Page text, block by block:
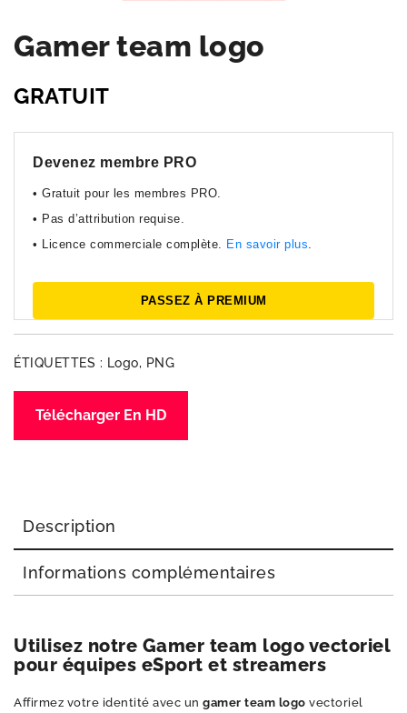
Gamer team logo
GRATUIT
Devenez membre PRO
• Gratuit pour les membres PRO.
• Pas d’attribution requise.
• Licence commerciale complète. En savoir plus.
PASSEZ À PREMIUM
ÉTIQUETTES : Logo, PNG
Télécharger En HD
Description
Informations complémentaires
Utilisez notre Gamer team logo vectoriel
pour équipes eSport et streamers
Affirmez votre identité avec un gamer team logo vectoriel